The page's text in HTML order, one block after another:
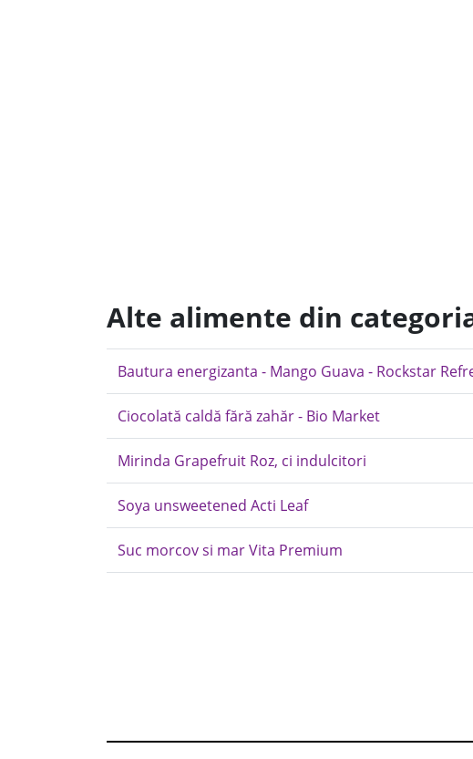
Alte alimente din
Bautura energizanta - Mango Guava - Rockstar
Ciocolată caldă fără zahăr - Bio Market
Mirinda Grapefruit Roz, ci indulcitori
Soya unsweetened Acti Leaf
Suc morcov si mar Vita Premium